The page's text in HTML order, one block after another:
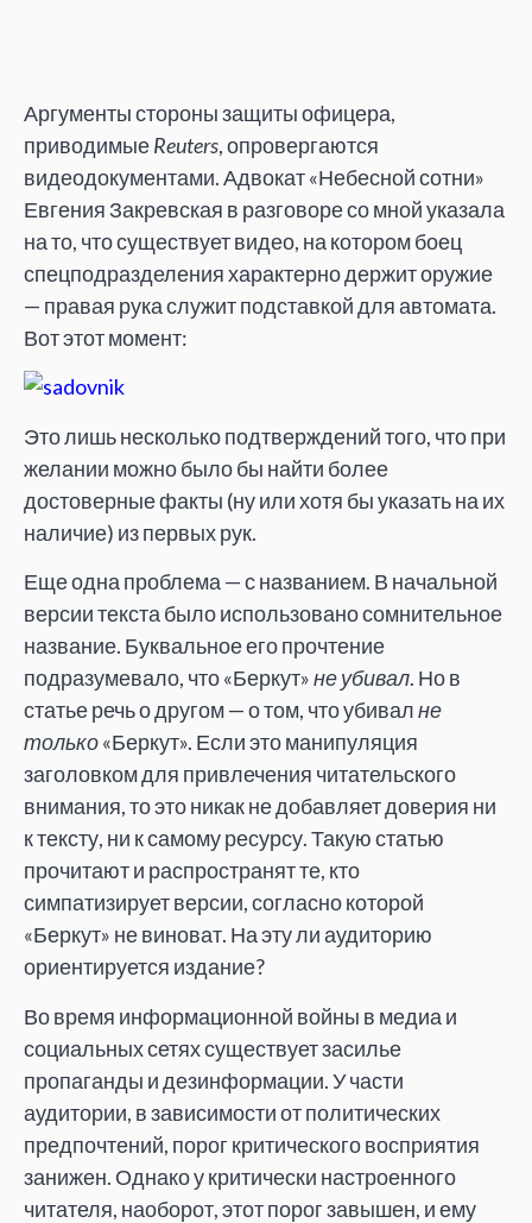
Аргументы стороны защиты офицера,
приводимыеReuters, опровергаются
видеодокументами. Адвокат «Небесной сотни»
Евгения Закревская в разговоре со мной указала
на то, что существует видео, на котором боец
спецподразделения характерно держит оружие
— правая рука служит подставкой для автомата.
Вот этот момент:
Это лишь несколько подтверждений того, что при
желании можно было бы найти более
достоверные факты (ну или хотя бы указать на их
наличие) из первых рук.
Еще одна проблема — с названием. В начальной
версии текста было использовано сомнительное
название. Буквальное его прочтение
подразумевало, что «Беркут»не убивал. Но в
статье речь о другом — о том, что убивалне
только«Беркут». Если это манипуляция
заголовком для привлечения читательского
внимания, то это никак не добавляет доверия ни
к тексту, ни к самому ресурсу. Такую статью
прочитают и распространят те, кто
симпатизирует версии, согласно которой
«Беркут» не виноват. На эту ли аудиторию
ориентируется издание?
Во время информационной войны в медиа и
социальных сетях существует засилье
пропаганды и дезинформации. У части
аудитории, в зависимости от политических
предпочтений, порог критического восприятия
занижен. Однако у критически настроенного
читателя, наоборот, этот порог завышен, и ему